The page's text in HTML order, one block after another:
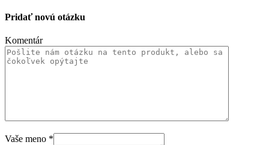
Pridať novú otázku
Komentár
Vaše meno *